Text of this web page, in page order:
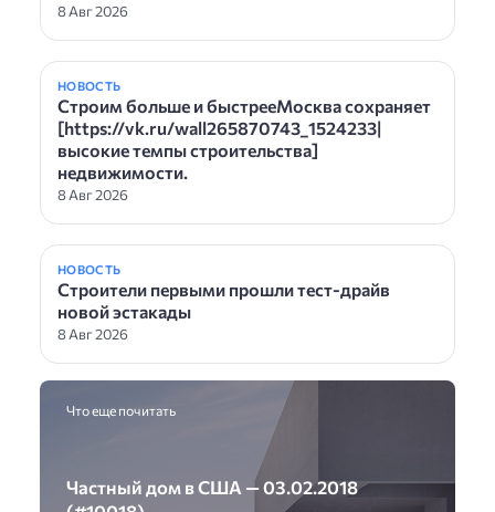
8 Авг 2026
НОВОСТЬ
Строим больше и быстрееМосква сохраняет
[https://vk.ru/wall265870743_1524233|
высокие темпы строительства]
недвижимости.
8 Авг 2026
НОВОСТЬ
Строители первыми прошли тест-драйв
новой эстакады
8 Авг 2026
Что еще почитать
Частный дом в США — 03.02.2018